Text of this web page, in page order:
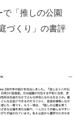
「推しの公園
づくり」の書評